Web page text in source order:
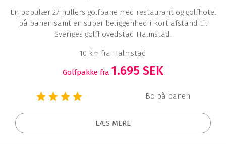
En populær 27 hullers golfbane med restaurant og golfhotel
på banen samt en super beliggenhed i kort afstand til
Sveriges golfhovedstad Halmstad.
10 km fra Halmstad
Golfpakke fra 1.695 SEK
Bo på banen
LÆS MERE